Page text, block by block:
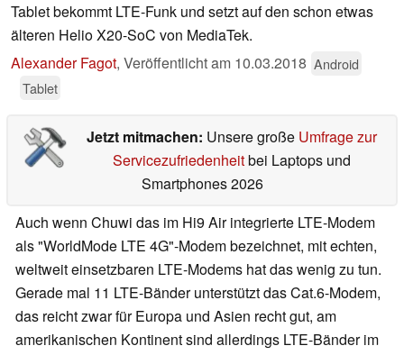
Tablet bekommt LTE-Funk und setzt auf den schon etwas
älteren Helio X20-SoC von MediaTek.
Alexander Fagot, Veröffentlicht am 10.03.2018 Android
Tablet
Jetzt mitmachen: Unsere große Umfrage zur
Servicezufriedenheitbei Laptops und
Smartphones 2026
Auch wenn Chuwi das im Hi9 Air integrierte LTE-Modem
als "WorldMode LTE 4G"-Modem bezeichnet, mit echten,
weltweit einsetzbaren LTE-Modems hat das wenig zu tun.
Gerade mal 11 LTE-Bänder unterstützt das Cat.6-Modem,
das reicht zwar für Europa und Asien recht gut, am
amerikanischen Kontinent sind allerdings LTE-Bänder im